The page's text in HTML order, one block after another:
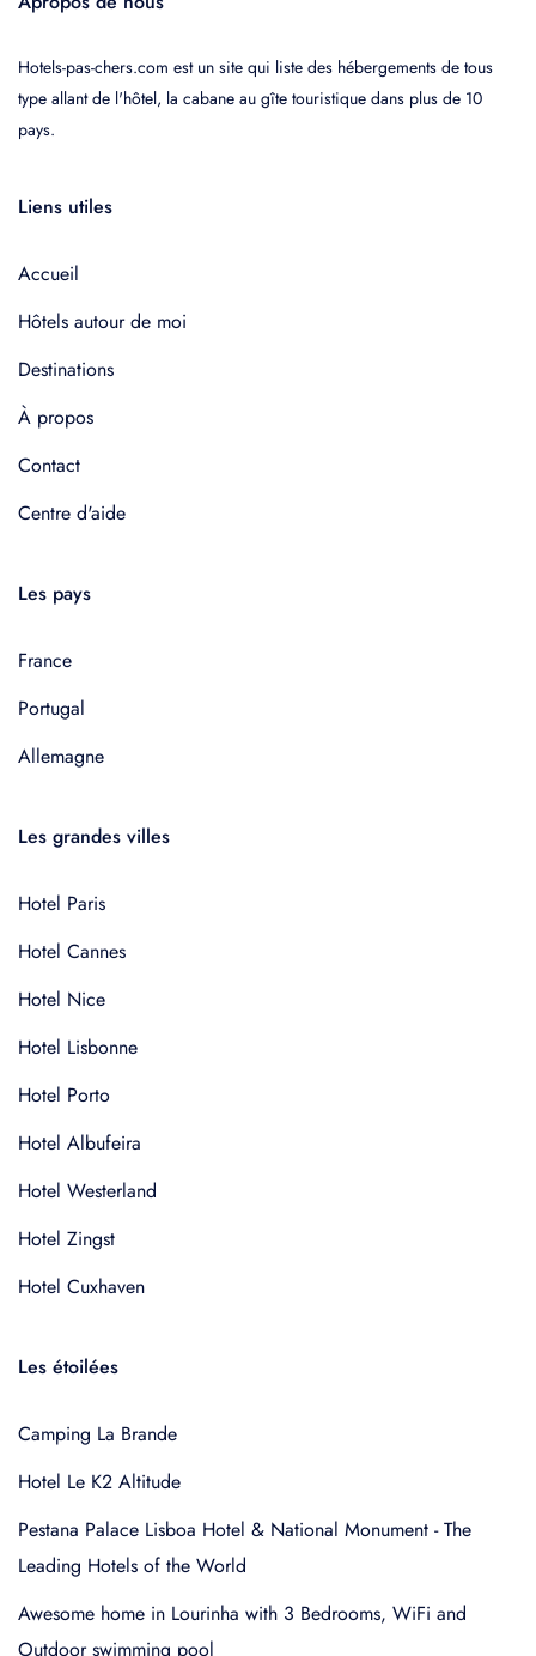
Hotels-pas-chers.com est un site qui liste des hébergements de tous
type allant de l'hôtel, la cabane au gîte touristique dans plus de 10
pays.
Liens utiles
Accueil
Hôtels autour de moi
Destinations
À propos
Contact
Centre d'aide
Les pays
France
Portugal
Allemagne
Les grandes villes
Hotel Paris
Hotel Cannes
Hotel Nice
Hotel Lisbonne
Hotel Porto
Hotel Albufeira
Hotel Westerland
Hotel Zingst
Hotel Cuxhaven
Les étoilées
Camping La Brande
Hotel Le K2 Altitude
Pestana Palace Lisboa Hotel & National Monument - The
Leading Hotels of the World
Awesome home in Lourinha with 3 Bedrooms, WiFi and
Outdoor swimming pool